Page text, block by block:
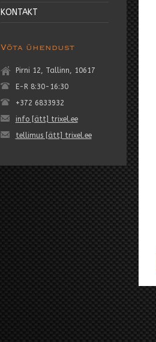
KONTAKT
Võta ühendust
Pirni 12, Tallinn, 10617
E-R 8:30-16:30
+372 6833932
info [ätt] trixel.ee
tellimus [ätt] trixel.ee